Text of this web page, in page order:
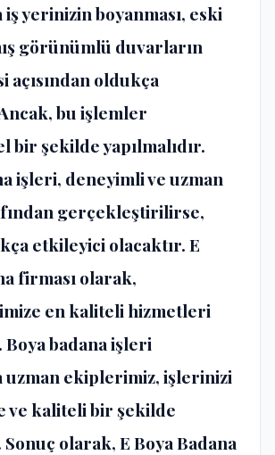
iş yerinizin boyanması, eski
görünümlü duvarların
açısından oldukça
bu işlemler
bir şekilde yapılmalıdır.
işleri, deneyimli ve uzman
gerçekleştirilirse,
etkileyici olacaktır. E
firması olarak,
en kaliteli hizmetleri
Boya badanaişleri
uzman ekiplerimiz, işlerinizi
ve kaliteli bir şekilde
olarak, E Boya Badana